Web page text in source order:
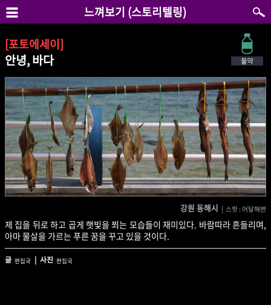
느껴보기 (스토리텔링)
[포토에세이]
안녕, 바다
강원 동해시 | 스팟 : 어달해변
제 집을 뒤로 하고 곱게 햇빛을 쬐는 모습들이 재미있다. 바람따라 흔들리며,
아마 물살을 가르는 푸른 꿈을 꾸고 있을 것이다.
글 편집국 | 사진 편집국